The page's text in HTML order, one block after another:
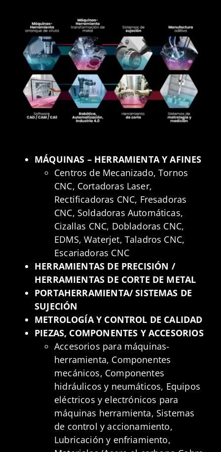
MÁQUINAS – HERRAMIENTA Y AFINES
Centros de Mecanizado, Tornos
CNC, Cortadoras Laser,
Rectificadoras CNC, Fresadoras
CNC, Soldadoras Automáticas,
Cizallas CNC, Dobladoras CNC,
EDMS, Waterjet, Taladros CNC,
Escariadoras CNC
HERRAMIENTAS DE PRECISIÓN /
HERRAMIENTAS DE CORTE DE METAL
PORTAHERRAMIENTA/ SISTEMAS DE
SUJECIÓN
METROLOGÍA Y CONTROL DE CALIDAD
PIEZAS, COMPONENTES Y ACCESORIOS
Accesorios para máquinas-
herramienta, Componentes
mecánicos, Componentes
hidráulicos y neumáticos, Equipos
eléctricos y electrónicos para
máquinas herramienta, Sistemas
de control y accionamiento,
Lubricación y enfriamiento,